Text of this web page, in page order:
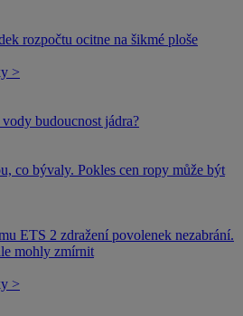
rozpočtu ocitne na šikmé ploše
>
budoucnost jádra?
co bývaly. Pokles cen ropy může být
ETS 2 zdražení povolenek nezabrání.
mohly zmírnit
>